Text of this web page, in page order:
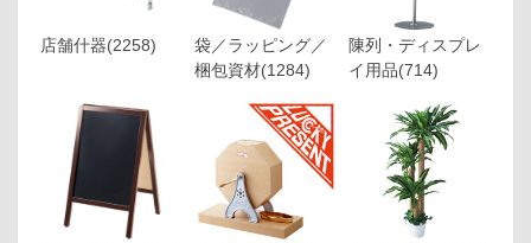
店舗什器(2258)
袋／ラッピング／
梱包資材(1284)
陳列・ディスプレ
イ用品(714)